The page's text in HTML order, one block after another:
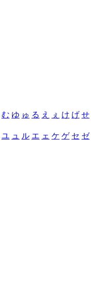
む ゆ ゅ る え ぇ け げ せ
ユ ュ ル エ ェ ケ ゲ セ ゼ